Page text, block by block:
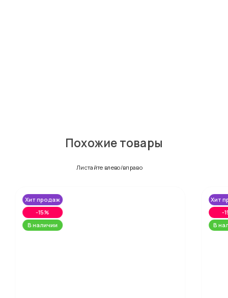
Похожие товары
Листайте влево/вправо
Хит продаж
-15%
В наличии
Хит
-
В